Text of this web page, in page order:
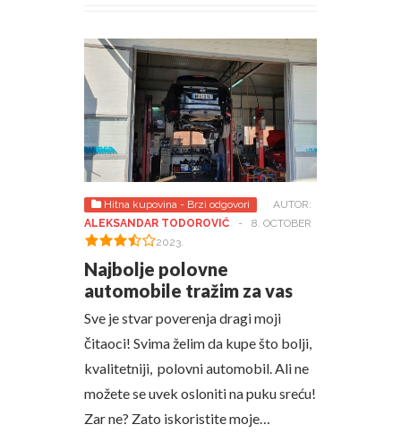
Hitna kupovina - Brzi odgovori
AUTOR:
ALEKSANDAR TODOROVIĆ
-
8. OCTOBER
2023.
Najbolje polovne
automobile tražim za vas
Sve je stvar poverenja dragi moji
čitaoci! Svima želim da kupe što bolji,
kvalitetniji, polovni automobil. Ali ne
možete se uvek osloniti na puku sreću!
Zar ne? Zato iskoristite moje…